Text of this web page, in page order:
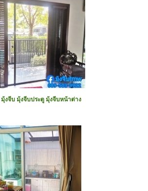
มุ้งจีบ มุ้งจีบประตู มุ้งจีบหน้าต่าง